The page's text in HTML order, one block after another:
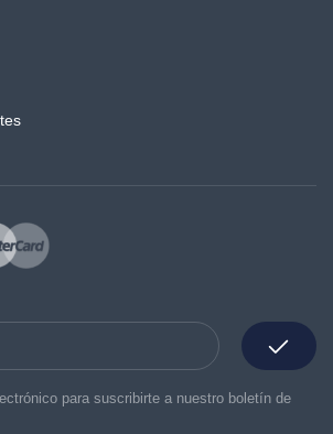
para suscribirte a nuestro boletín de